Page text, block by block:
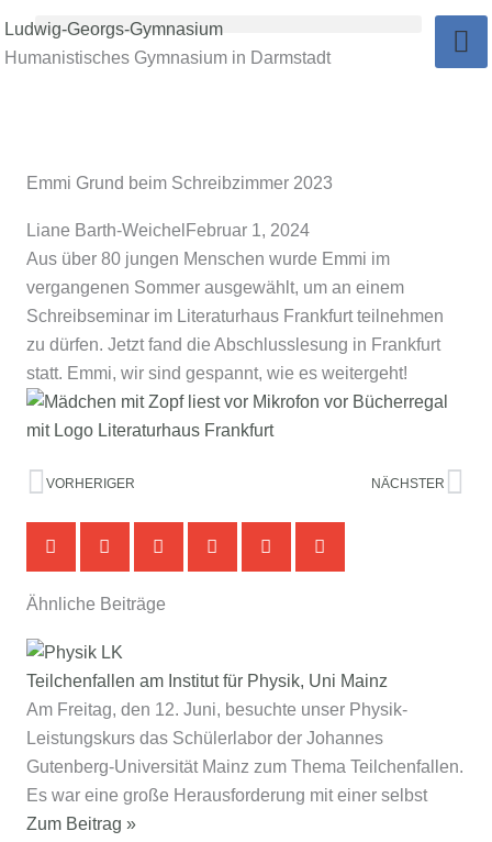
Inhalt
springen
Ludwig-Georgs-Gymnasium
Humanistisches Gymnasium in Darmstadt
Emmi Grund beim Schreibzimmer 2023
Liane Barth-Weichel Februar 1, 2024
Aus über 80 jungen Menschen wurde Emmi im
vergangenen Sommer ausgewählt, um an einem
Schreibseminar im Literaturhaus Frankfurt teilnehmen
zu dürfen. Jetzt fand die Abschlusslesung in Frankfurt
statt. Emmi, wir sind gespannt, wie es weitergeht!
Zurück
VORHERIGER NÄCHSTER
Ähnliche Beiträge
Teilchenfallen am Institut für Physik, Uni Mainz
Am Freitag, den 12. Juni, besuchte unser Physik-
Leistungskurs das Schülerlabor der Johannes
Gutenberg‑Universität Mainz zum Thema Teilchenfallen.
Es war eine große Herausforderung mit einer selbst
Zum Beitrag »